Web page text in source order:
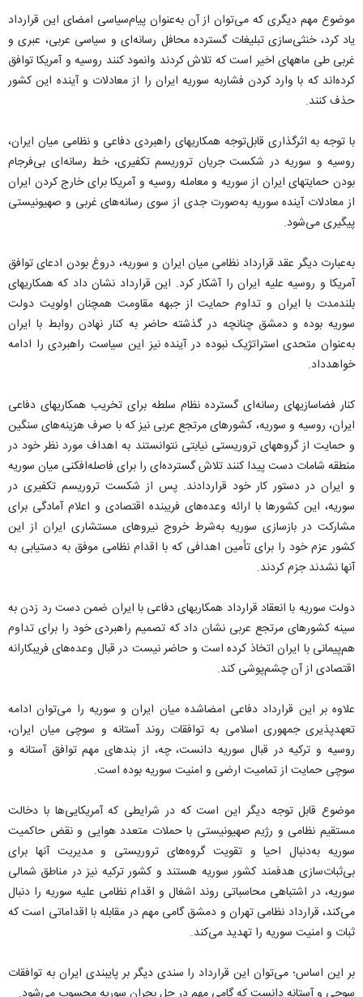
موضوع مهم دیگری که می‌توان از آن به‌عنوان پیام‌سیاسی امضای این قرارداد
یاد کرد، خنثی‌سازی تبلیغات گسترده محافل رسانه‌ای و سیاسی عربی، عبری و
غربی طی ماههای اخیر است که تلاش کردند وانمود کنند روسیه و آمریکا توافق
کرده‌اند که با وارد کردن فشاربه سوریه ایران را از معادلات و آینده این کشور
حذف کنند.
با توجه به اثرگذاری قابل‌توجه همکاریهای راهبردی دفاعی و نظامی میان ایران،
روسیه و سوریه در شکست جریان تروریسم تکفیری، خط رسانه‌ای بی‌فرجام
بودن حمایتهای ایران از سوریه و معامله روسیه و آمریکا برای خارج کردن ایران
از معادلات آینده سوریه به‌صورت جدی از سوی رسانه‌های غربی و صهیونیستی
پیگیری می‌شود.
به‌عبارت دیگر عقد قرارداد نظامی میان ایران و سوریه، دروغ بودن ادعای توافق
آمریکا و روسیه علیه ایران را آشکار کرد. این قرارداد نشان داد که همکاریهای
بلندمدت با ایران و تداوم حمایت از جبهه مقاومت همچنان اولویت دولت
سوریه بوده و دمشق چنانچه در گذشته حاضر به کنار نهادن روابط با ایران
به‌عنوان متحدی استراتژیک نبوده در آینده نیز این سیاست راهبردی را ادامه
خواهدداد.
کنار فضاسازیهای رسانه‌ای گسترده نظام سلطه برای تخریب همکاریهای دفاعی
ایران، روسیه و سوریه، کشورهای مرتجع عربی نیز که با صرف هزینه‌های سنگین
و حمایت از گروههای تروریستی نیابتی نتوانستند به اهداف مورد نظر خود در
منطقه شامات دست پیدا کنند تلاش گسترده‌ای را برای فاصله‌افکنی میان سوریه
و ایران در دستور کار خود قراردادند. پس از شکست تروریسم تکفیری در
سوریه، این کشورها با ارائه وعده‌های فریبنده اقتصادی و اعلام آمادگی برای
مشارکت در بازسازی سوریه به‌شرط خروج نیروهای مستشاری ایران از این
کشور عزم خود را برای تأمین اهدافی که با اقدام نظامی موفق به دستیابی به
آنها نشدند جزم کردند.
دولت سوریه با انعقاد قرارداد همکاریهای دفاعی با ایران ضمن دست رد زدن به
سینه کشورهای مرتجع عربی نشان داد که تصمیم راهبردی خود را برای تداوم
هم‌پیمانی با ایران اتخاذ کرده است و حاضر نیست در قبال وعده‌های فریبکارانه
اقتصادی از آن چشم‌پوشی کند.
علاوه بر این قرارداد دفاعی امضاشده میان ایران و سوریه را می‌توان ادامه
تعهدپذیری جمهوری اسلامی به توافقات روند آستانه و سوچی میان ایران،
روسیه و ترکیه در قبال سوریه دانست، چه، از بندهای مهم توافق آستانه و
سوچی حمایت از تمامیت ارضی و امنیت سوریه بوده است.
موضوع قابل توجه دیگر این است که در شرایطی که آمریکایی‌ها با دخالت
مستقیم نظامی و رژیم صهیونیستی با حملات متعدد هوایی و نقض حاکمیت
سوریه به‌دنبال احیا و تقویت گروه‌های تروریستی و مدیریت آنها برای
بی‌ثبات‌سازی هدفمند کشور سوریه هستند و کشور ترکیه نیز در مناطق شمالی
سوریه، در اشتباهی محاسباتی روند اشغال و اقدام نظامی علیه سوریه را دنبال
می‌کند، قرارداد نظامی تهران و دمشق گامی مهم در مقابله با اقداماتی است که
ثبات و امنیت سوریه را تهدید می‌کند.
بر این اساس؛ می‌توان این قرارداد را سندی دیگر بر پایبندی ایران به توافقات